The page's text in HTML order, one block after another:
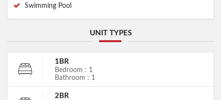
Swimming Pool
UNIT TYPES
1BR
Bedroom : 1
Bathroom : 1
2BR